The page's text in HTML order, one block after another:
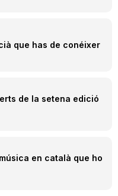
que has de conéixer
de la setena edició
en català que ho